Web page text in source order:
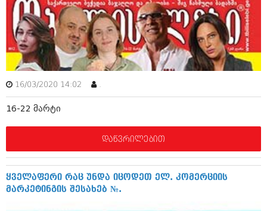
მარტი 2014 (413)
თებერვალი 2014 (318)
იანვარი 2014 (297)
დეკემბერი 2013 (365)
ნოემბერი 2013 (279)
ოქტომბერი 2013 (256)
აგვისტო 2013 (89)
ივლისი 2013 (182)
ივნისი 2013 (212)
აპრილი 2013 (304)
თებერვალი 2013 (204)
დეკემბერი 2012 (98)
ნოემბერი 2012 (295)
16/03/2020 14:02 .
16-22 მარტი
დაწვრილებით
ყველაფერი რაც უნდა იცოდეთ ელ. კომერციის
მარკეტინგის შესახებ №.